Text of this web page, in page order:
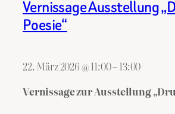
Vernissage Ausstellung
Poesie“
22. März 2026@11:00–13:00
Vernissage zurAusstellung